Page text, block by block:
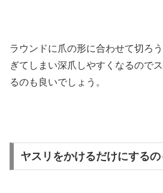
ラウンドに爪の形に合わせて切ろ
ぎてしまい深爪しやすくなるので
るのも良いでしょう。
ヤスリをかけるだけにする